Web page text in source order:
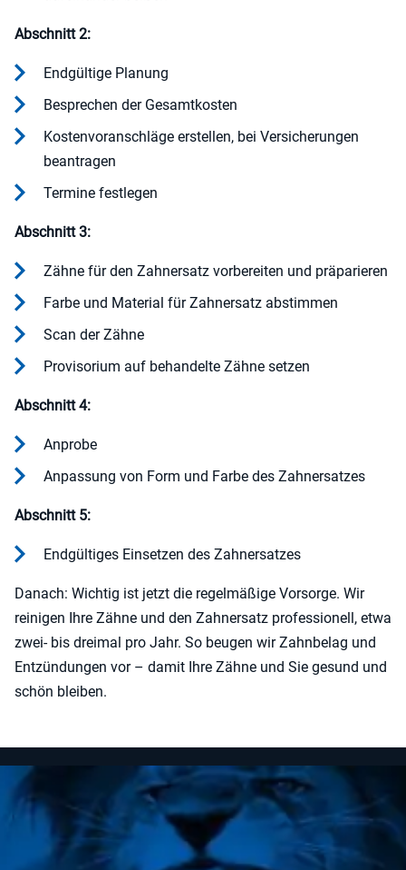
Abschnitt 2:
Endgültige Planung
Besprechen der Gesamtkosten
Kostenvoranschläge erstellen, bei Versicherungen
beantragen
Termine festlegen
Abschnitt 3:
Zähne für den Zahnersatz vorbereiten und präparieren
Farbe und Material für Zahnersatz abstimmen
Scan der Zähne
Provisorium auf behandelte Zähne setzen
Abschnitt 4:
Anprobe
Anpassung von Form und Farbe des Zahnersatzes
Abschnitt 5:
Endgültiges Einsetzen des Zahnersatzes
Danach: Wichtig ist jetzt die regelmäßige Vorsorge. Wir
reinigen Ihre Zähne und den Zahnersatz professionell, etwa
zwei- bis dreimal pro Jahr. So beugen wir Zahnbelag und
Entzündungen vor – damit Ihre Zähne und Sie gesund und
schön bleiben.